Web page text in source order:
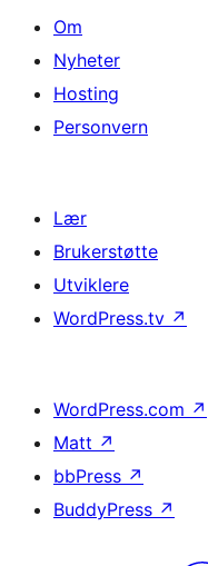
Om
Nyheter
Hosting
Personvern
Lær
Brukerstøtte
Utviklere
WordPress.tv ↗
WordPress.com ↗
Matt ↗
bbPress ↗
BuddyPress ↗